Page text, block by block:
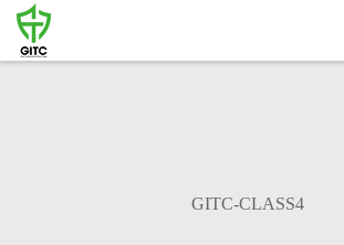
GITC-CLASS4